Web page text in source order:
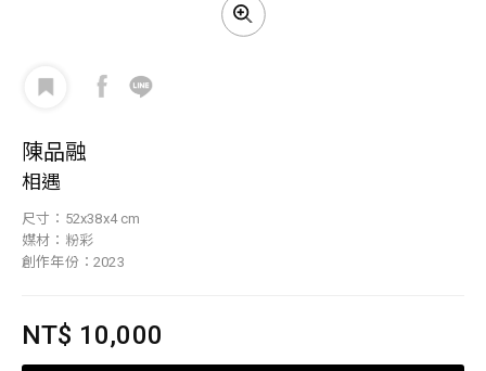
陳品融
相遇
尺寸：52x38x4 cm
媒材：粉彩
創作年份：2023
NT$ 10,000